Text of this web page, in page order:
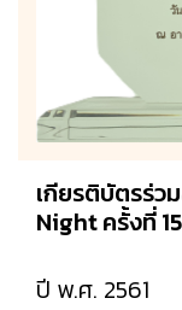
เกียรติบัตรร่
Night ครั้งที่ 15
ปี พ.ศ. 2561